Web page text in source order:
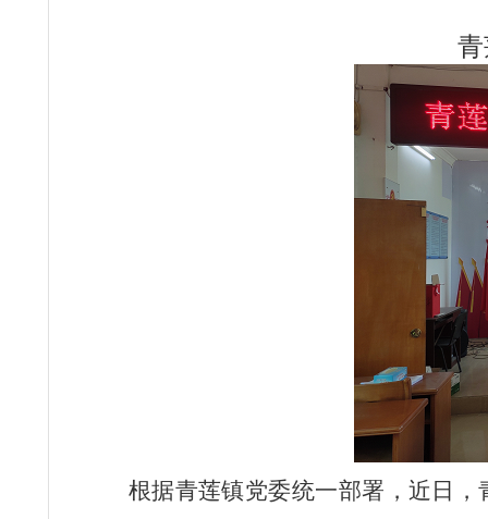
根据青莲镇党委统一部署，近日